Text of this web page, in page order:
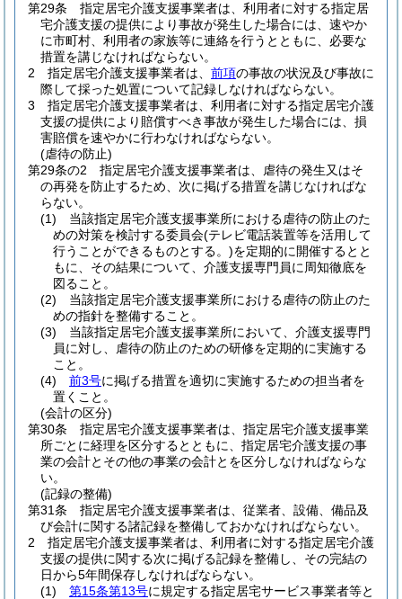
第29条
指定居宅介護支援事業者は、利用者に対する指定居
宅介護支援の提供により事故が発生した場合には、速やか
に市町村、利用者の家族等に連絡を行うとともに、必要な
措置を講じなければならない。
2
指定居宅介護支援事業者は、 前項の事故の状況及び事故に
際して採った処置について記録しなければならない。
3
指定居宅介護支援事業者は、利用者に対する指定居宅介護
支援の提供により賠償すべき事故が発生した場合には、損
害賠償を速やかに行わなければならない。
(虐待の防止)
第29条の2
指定居宅介護支援事業者は、虐待の発生又はそ
の再発を防止するため、次に掲げる措置を講じなければな
らない。
(1)
当該指定居宅介護支援事業所における虐待の防止のた
めの対策を検討する委員会(テレビ電話装置等を活用して
行うことができるものとする。)を定期的に開催するとと
もに、その結果について、介護支援専門員に周知徹底を
図ること。
(2)
当該指定居宅介護支援事業所における虐待の防止のた
めの指針を整備すること。
(3)
当該指定居宅介護支援事業所において、介護支援専門
員に対し、虐待の防止のための研修を定期的に実施する
こと。
(4)
前3号に掲げる措置を適切に実施するための担当者を
置くこと。
(会計の区分)
第30条
指定居宅介護支援事業者は、指定居宅介護支援事業
所ごとに経理を区分するとともに、指定居宅介護支援の事
業の会計とその他の事業の会計とを区分しなければならな
い。
(記録の整備)
第31条
指定居宅介護支援事業者は、従業者、設備、備品及
び会計に関する諸記録を整備しておかなければならない。
2
指定居宅介護支援事業者は、利用者に対する指定居宅介護
支援の提供に関する次に掲げる記録を整備し、その完結の
日から5年間保存しなければならない。
(1)
第15条第13号に規定する指定居宅サービス事業者等と